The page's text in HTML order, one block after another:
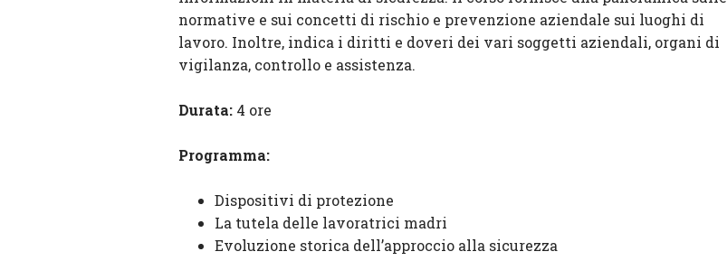
normative e sui concetti di rischio e prevenzione aziendale sui luoghi di
lavoro. Inoltre, indica i diritti e doveri dei vari soggetti aziendali, organi di
vigilanza, controllo e assistenza.
Durata: 4 ore
Programma:
Dispositivi di protezione
La tutela delle lavoratrici madri
Evoluzione storica dell’approccio alla sicurezza